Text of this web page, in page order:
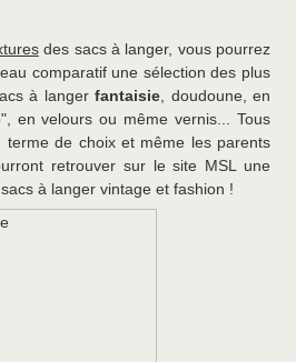
des sacs à langer, vous pourrez
comparatif une sélection des plus
à langerfantaisie , doudoune, en
en velours ou même vernis... Tous
terme de choix et même les parents
retrouver sur le site MSL une
à langer vintage et fashion !